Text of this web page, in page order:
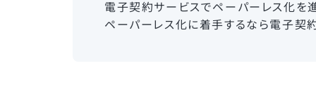
電子契約サービスでペーパーレス化を
ペーパーレス化に着手するなら電子契